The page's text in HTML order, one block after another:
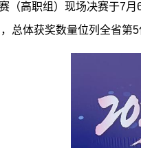
（高职组）现场决赛于7
总体获奖数量位列全省第